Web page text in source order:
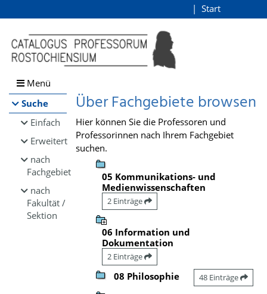
Browsen
direkt zum Inhalt
Start
Menü
Suche
Einfach
Erweitert
nach
Fachgebiet
nach
Fakultät /
Sektion
Über Fachgebiete browsen
Hier können Sie die Professoren und
Professorinnen nach Ihrem Fachgebiet
suchen.
05 Kommunikations- und
Medienwissenschaften
2 Einträge
06 Information und
Dokumentation
2 Einträge
08 Philosophie 48 Einträge